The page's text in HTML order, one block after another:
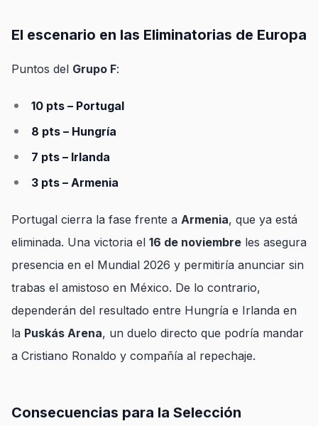
El escenario en las Eliminatorias de Europa
Puntos del Grupo F:
10 pts – Portugal
8 pts – Hungría
7 pts – Irlanda
3 pts – Armenia
Portugal cierra la fase frente a Armenia, que ya está
eliminada. Una victoria el 16 de noviembre les asegura
presencia en el Mundial 2026 y permitiría anunciar sin
trabas el amistoso en México. De lo contrario,
dependerán del resultado entre Hungría e Irlanda en
la Puskás Arena, un duelo directo que podría mandar
a Cristiano Ronaldo y compañía al repechaje.
Consecuencias para la Selección